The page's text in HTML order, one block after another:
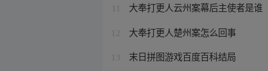
大奉打更人云州案幕后主使者是谁
12 大奉打更人楚州案怎么回事
13 末日拼图游戏百度百科结局